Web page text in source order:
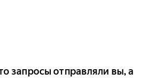
запросы отправляли вы, а